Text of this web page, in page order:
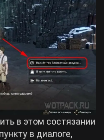
в этом состязании
в диалоге,